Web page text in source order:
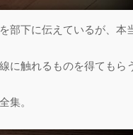
部下に伝えているが、本
に触れるものを得てもら
集。